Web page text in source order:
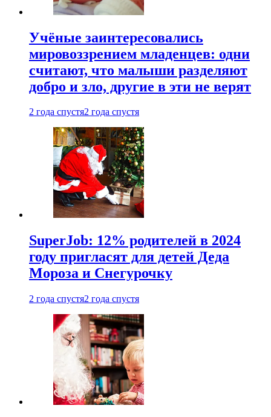
Учёные заинтересовались
мировоззрением младенцев: одни
считают, что малыши разделяют
добро и зло, другие в эти не верят
2 года спустя2 года спустя
SuperJob: 12% родителей в 2024
году пригласят для детей Деда
Мороза и Снегурочку
2 года спустя2 года спустя